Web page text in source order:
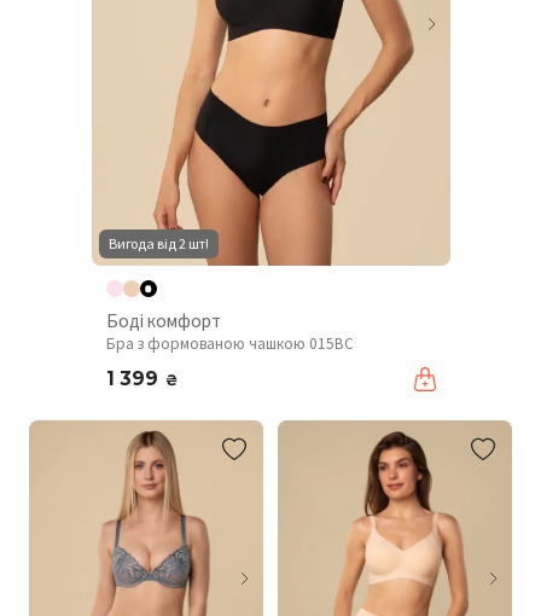
Вигода від 2 шт!
Боді комфорт
Бра з формованою чашкою 015BC
1 399 ₴